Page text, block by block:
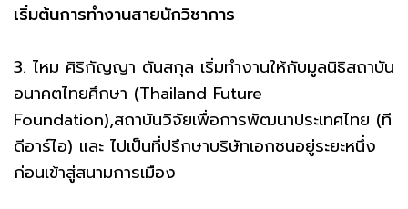
เริ่มต้นการทำงานสายนักวิชาการ
3. ไหม ศิริกัญญา ตันสกุล เริ่มทำงานให้กับมูลนิธิสถาบัน
อนาคตไทยศึกษา (Thailand Future
Foundation),สถาบันวิจัยเพื่อการพัฒนาประเทศไทย (ที
ดีอาร์ไอ) และ ไปเป็นที่ปรึกษาบริษัทเอกชนอยู่ระยะหนึ่ง
ก่อนเข้าสู่สนามการเมือง